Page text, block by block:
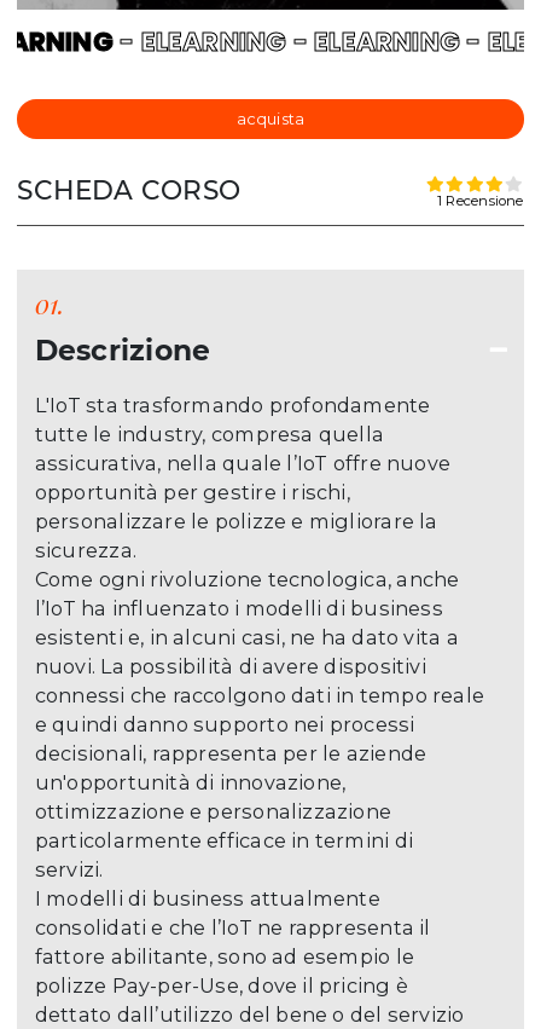
- ELEARNING - ELEARNING -
acquista
SCHEDA CORSO 1 Recensione
01.
Descrizione
L'IoT sta trasformando profondamente
tutte le industry, compresa quella
assicurativa, nella quale l’IoT offre nuove
opportunità per gestire i rischi,
personalizzare le polizze e migliorare la
sicurezza.
Come ogni rivoluzione tecnologica, anche
l’IoT ha influenzato i modelli di business
esistenti e, in alcuni casi, ne ha dato vita a
nuovi. La possibilità di avere dispositivi
connessi che raccolgono dati in tempo reale
e quindi danno supporto nei processi
decisionali, rappresenta per le aziende
un'opportunità di innovazione,
ottimizzazione e personalizzazione
particolarmente efficace in termini di
servizi.
I modelli di business attualmente
consolidati e che l’IoT ne rappresenta il
fattore abilitante, sono ad esempio le
polizze Pay-per-Use, dove il pricing è
dettato dall’utilizzo del bene o del servizio